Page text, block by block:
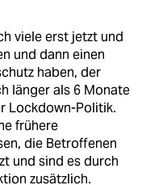
viele erst jetzt und
und dann einen
haben, der
länger als 6 Monate
Lockdown-Politik.
frühere
die Betroffenen
und sind es durch
zusätzlich.